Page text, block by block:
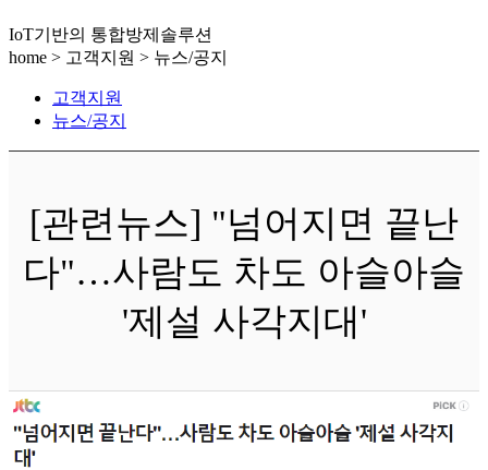
IoT기반의 통합방제솔루션
home > 고객지원 > 뉴스/공지
고객지원
뉴스/공지
[관련뉴스] "넘어지면 끝난
다"…사람도 차도 아슬아슬
'제설 사각지대'